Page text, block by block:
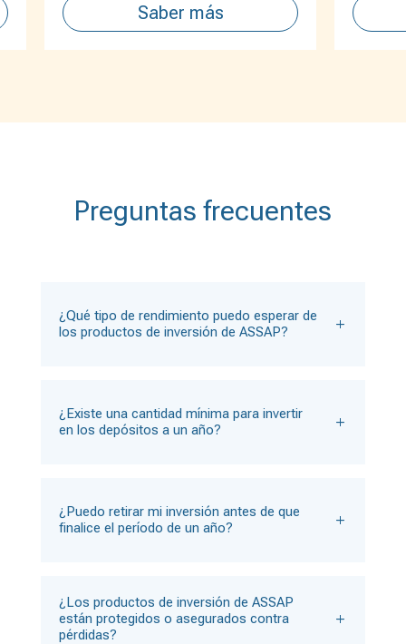
Saber más
Preguntas frecuentes
¿Qué tipo de rendimiento puedo esperar de
los productos de inversión de ASSAP?
¿Existe una cantidad mínima para invertir
en los depósitos a un año?
¿Puedo retirar mi inversión antes de que
finalice el período de un año?
¿Los productos de inversión de ASSAP
están protegidos o asegurados contra
pérdidas?